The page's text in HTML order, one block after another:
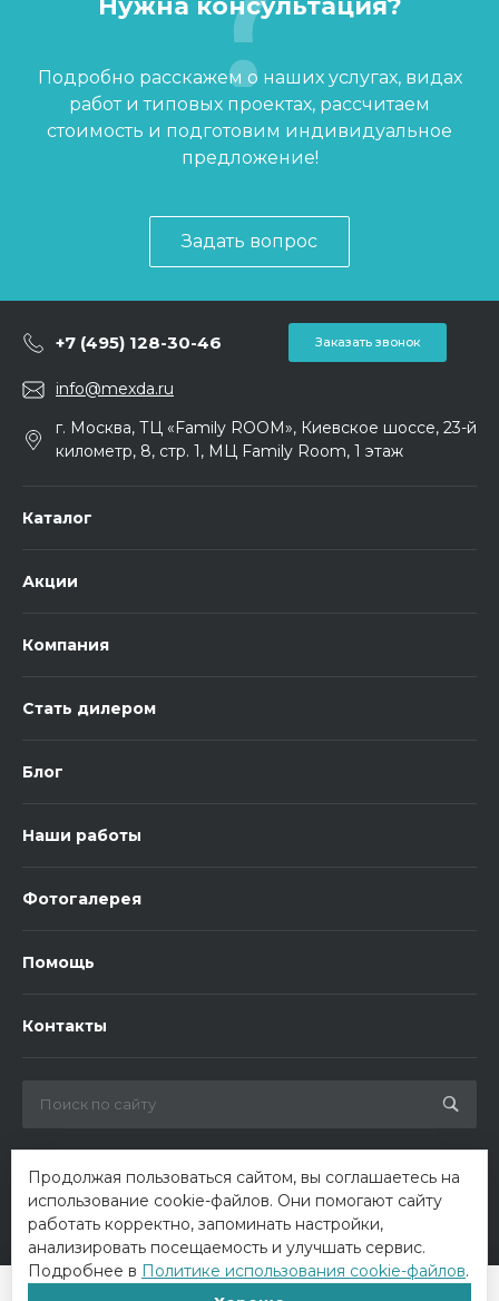
Нужна консультация?
Подробно расскажем о наших услугах, видах
работ и типовых проектах, рассчитаем
стоимость и подготовим индивидуальное
предложение!
Задать вопрос
+7 (495) 128-30-46 Заказать звонок
info@mexda.ru
г. Москва, ТЦ «Family ROOM», Киевское шоссе, 23-й
километр, 8, стр. 1, МЦ Family Room, 1 этаж
Каталог
Акции
Компания
Стать дилером
Блог
Наши работы
Фотогалерея
Помощь
Контакты
© 2026 ООО «Биотроника». Все права защищены
Продолжая пользоваться сайтом, вы соглашаетесь на
использование cookie-файлов. Они помогают сайту
работать корректно, запоминать настройки,
анализировать посещаемость и улучшать сервис.
Подробнее в Политике использования cookie-файлов.